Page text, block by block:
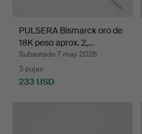
PULSERA Bismarck oro de
18K peso aprox. 2,…
Subastado 7 may 2026
3 pujas
233 USD